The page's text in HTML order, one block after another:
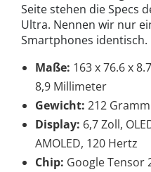
Seite stehen die Specs
Ultra. Nennen wir nur
Smartphones identisch.
Maße: 163 x 76.6 x
8,9 Millimeter
Gewicht: 212 Gramm
Display: 6,7 Zoll,
AMOLED, 120 Hertz
Chip: Google Tensor